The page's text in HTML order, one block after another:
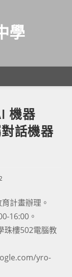
學
機器
話機器
計畫辦理。
16:00。
珠樓502電腦教
yro-